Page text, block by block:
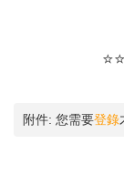
附件: 您需要登錄